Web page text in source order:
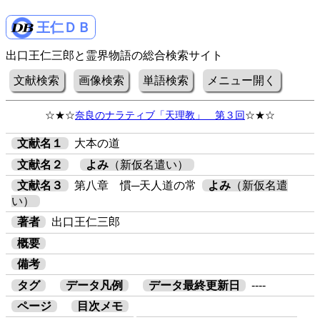
王仁ＤＢ
出口王仁三郎と霊界物語の総合検索サイト
文献検索 画像検索 単語検索 メニュー開く
☆★☆奈良のナラティブ「天理教」 第３回☆★☆
文献名１
大本の道
文献名２
よみ （新仮名遣い）
文献名３
第八章 慣─天人道の常 よみ （新仮名遣
い）
著者
出口王仁三郎
概要
備考
タグ
データ凡例 データ最終更新日
----
ページ
目次メモ